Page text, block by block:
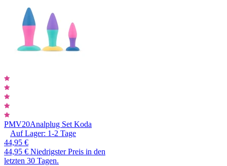
PMV20Analplug Set Koda
Auf Lager: 1-2 Tage
44,95 €
44,95 € Niedrigster Preis in den
letzten 30 Tagen.